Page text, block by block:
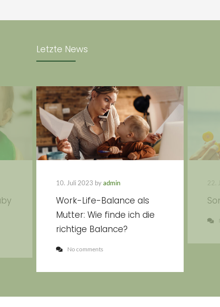
Letzte News
10. Juli 2023 byadmin
Work-Life-Balance als
Mutter: Wie finde ich die
richtige Balance?
No comments
22.